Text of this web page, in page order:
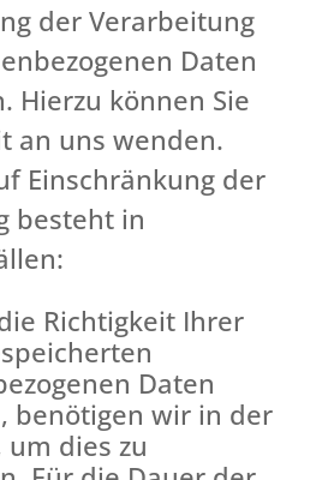
der Verarbeitung
Daten
Hierzu können Sie
an uns wenden.
Einschränkung der
besteht in
Richtigkeit Ihrer
Daten
benötigen wir in der
um dies zu